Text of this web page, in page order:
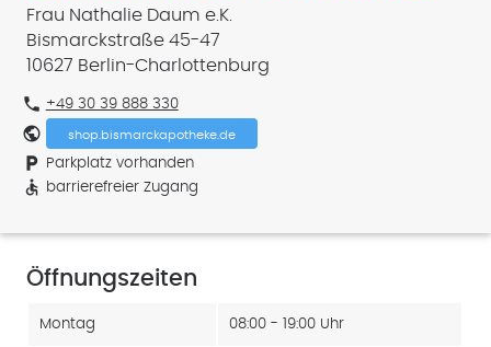
Frau Nathalie Daum e.K.
Bismarckstraße 45-47
10627 Berlin-Charlottenburg
phone +49 30 39 888 330
public shop.bismarckapotheke.de
local_parking Parkplatz vorhanden
accessible barrierefreier Zugang
Öffnungszeiten
Montag 08:00 - 19:00 Uhr